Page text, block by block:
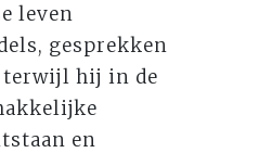
leven
gesprekken
terwijl hij in de
en